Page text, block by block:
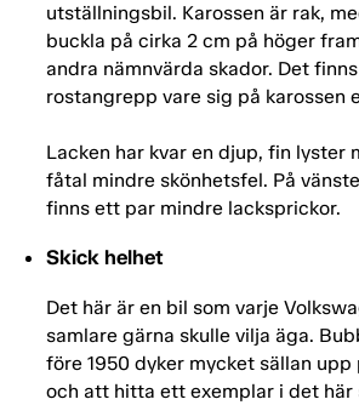
utställningsbil. Karossen är rak,
buckla på cirka 2 cm på höger
andra nämnvärda skador. Det
rostangrepp vare sig på karossen
Lacken har kvar en djup, fin lyster
fåtal mindre skönhetsfel. På
finns ett par mindre lacksprickor.
Skick helhet
Det här är en bil som varje
samlare gärna skulle vilja äga.
före 1950 dyker mycket sällan upp
och att hitta ett exemplar i det här